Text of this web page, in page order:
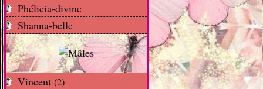
Phélicia-divine
Shanna-belle
Vincent (2)